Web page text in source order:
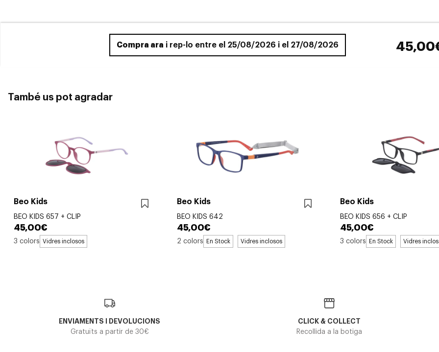
Compra ara i rep-lo entre el 25/08/2026 i el 27/08/2026
També us pot agradar
Beo Kids
BEO KIDS 657 + CLIP
45,00€
3 colors Vidres inclosos
Beo Kids
BEO KIDS 642
45,00€
2 colors En Stock Vidres inclosos
Beo Kids
BEO KIDS 656 + CLIP
45,00€
3 colors En Stock Vidres
ENVIAMENTS I DEVOLUCIONS
Gratuïts a partir de 30€
CLICK & COLLECT
Recollida a la botiga